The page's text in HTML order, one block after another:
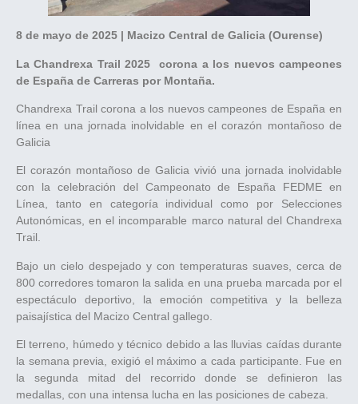
8 de mayo de 2025 | Macizo Central de Galicia (Ourense)
La Chandrexa Trail 2025 corona a los nuevos campeones
de España de Carreras por Montaña.
Chandrexa Trail corona a los nuevos campeones de España en
línea en una jornada inolvidable en el corazón montañoso de
Galicia
El corazón montañoso de Galicia vivió una jornada inolvidable
con la celebración del Campeonato de España FEDME en
Línea, tanto en categoría individual como por Selecciones
Autonómicas, en el incomparable marco natural del Chandrexa
Trail.
Bajo un cielo despejado y con temperaturas suaves, cerca de
800 corredores tomaron la salida en una prueba marcada por el
espectáculo deportivo, la emoción competitiva y la belleza
paisajística del Macizo Central gallego.
El terreno, húmedo y técnico debido a las lluvias caídas durante
la semana previa, exigió el máximo a cada participante. Fue en
la segunda mitad del recorrido donde se definieron las
medallas, con una intensa lucha en las posiciones de cabeza.